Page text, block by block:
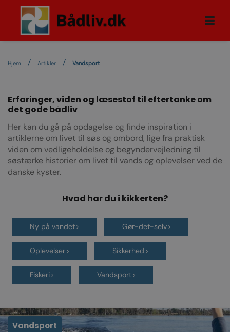
Hjem Artikler Vandsport
Erfaringer, viden og læsestof til eftertanke om
det gode bådliv
Her kan du gå på opdagelse og finde inspiration i
artiklerne om livet til søs og ombord, lige fra praktisk
viden om vedligeholdelse og begyndervejledning til
søstærke historier om livet til vands og oplevelser ved de
danske kyster.
Hvad har du i kikkerten?
Ny på vandet Gør-det-selv
Oplevelser Sikkerhed
Fiskeri Vandsport
Vandsport